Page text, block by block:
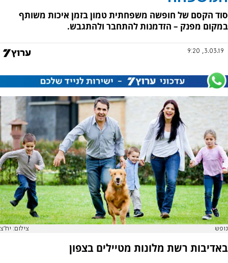
סוד הקסם של חופשה משפחתית טמון בזמן איכות משותף
במקום מפנק – הזדמנות להתחבר ולהתגבש.
3.03.19, 9:20
נופש צילום: יח"צ
באדיבות רשת מלונות מטיילים בצפון